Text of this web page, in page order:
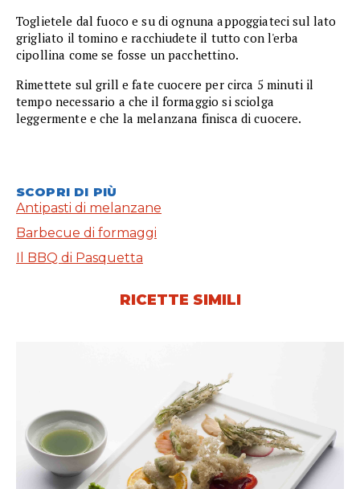
Toglietele dal fuoco e su di ognuna appoggiateci sul lato
grigliato il tomino e racchiudete il tutto con l'erba
cipollina come se fosse un pacchettino.
Rimettete sul grill e fate cuocere per circa 5 minuti il
tempo necessario a che il formaggio si sciolga
leggermente e che la melanzana finisca di cuocere.
SCOPRI DI PIÙ
Antipasti di melanzane
Barbecue di formaggi
Il BBQ di Pasquetta
RICETTE SIMILI